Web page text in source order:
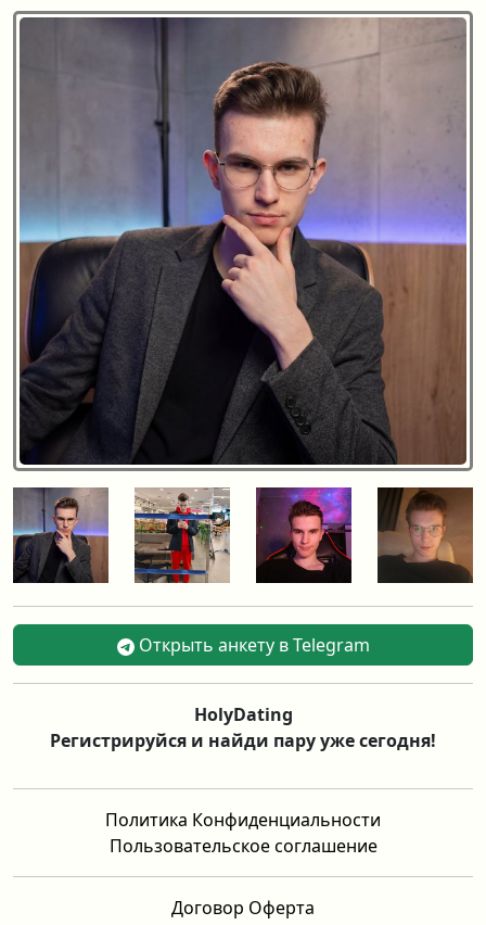
Открыть анкету в Telegram
Политика Конфиденциальности
Пользовательское соглашение
HolyDating
Регистрируйся и найди пару уже сегодня!
Договор Оферта